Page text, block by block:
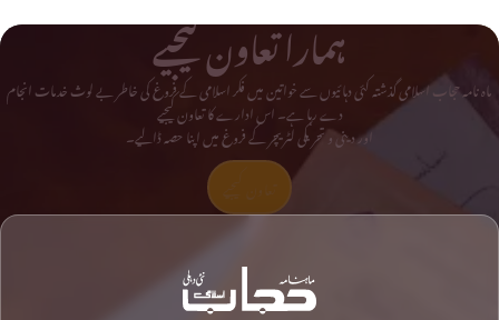
ہمارا تعاون کیجیے
ماہ نامہ حجاب اسلامی گذشتہ کئی دہائیوں سے خواتین میں فکر اسلامی کے فروغ کی خاطر بے لوث خدمات انجام
دے رہا ہے۔ اس ادارے کا تعاون کیجیے
اور دینی و تحریکی لٹریچر کے فروغ میں اپنا حصہ ڈالیے۔